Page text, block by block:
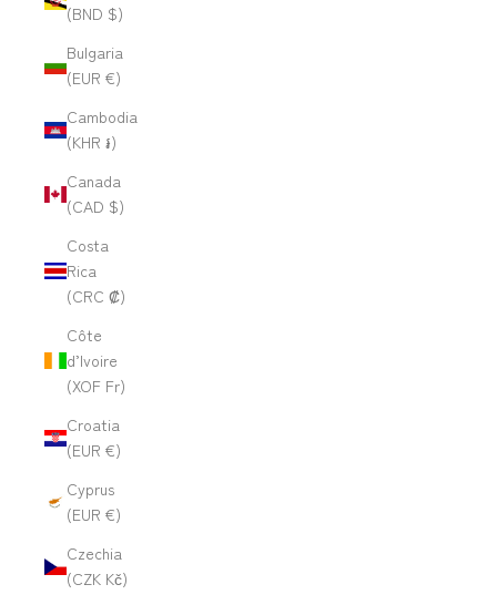
(BND $)
Bulgaria
(EUR €)
Cambodia
(KHR ៛)
Canada
(CAD $)
Costa
Rica
(CRC ₡)
Côte
d’Ivoire
(XOF Fr)
Croatia
(EUR €)
Cyprus
(EUR €)
Czechia
(CZK Kč)